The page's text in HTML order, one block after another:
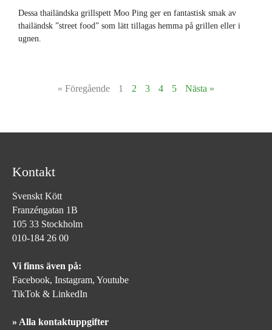
Dessa thailändska grillspett Moo Ping ger en fantastisk smak av
thailändsk ”street food” som lätt tillagas hemma på grillen eller i
ugnen.
« Föregående 1 2 3 4 5 Nästa »
Kontakt
Svenskt Kött
Franzéngatan 1B
105 33 Stockholm
010-184 26 00
Vi finns även på:
Facebook, Instagram, Youtube
TikTok & LinkedIn
» Alla kontaktuppgifter